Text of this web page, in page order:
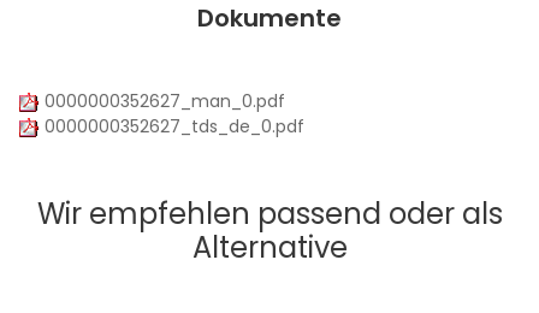
Dokumente
0000000352627_man_0.pdf
0000000352627_tds_de_0.pdf
Wir empfehlen passend oder als
Alternative